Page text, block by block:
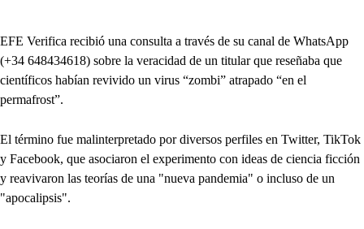
EFE Verifica recibió una consulta a través de su canal de WhatsApp
(+34 648434618) sobre la veracidad de un titular que reseñaba que
científicos habían revivido un virus “zombi” atrapado “en el
permafrost”.
El término fue malinterpretado por diversos perfiles en Twitter, TikTok
y Facebook, que asociaron el experimento con ideas de ciencia ficción
y reavivaron las teorías de una "nueva pandemia" o incluso de un
"apocalipsis".